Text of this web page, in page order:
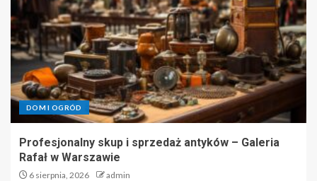
DOM I OGRÓD
Profesjonalny skup i sprzedaż antyków – Galeria
Rafał w Warszawie
6 sierpnia, 2026 admin